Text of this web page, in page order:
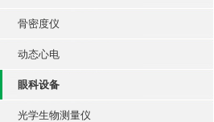
骨密度仪
动态心电
眼科设备
光学生物测量仪